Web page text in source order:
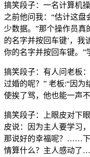
搞笑段子：一名计算机
之前他问我：“估计这盘
少数据。”那个操作员真
的名字并按回车键’，我
你的名字并按回车键。”
搞笑段子：有人问老板
过婚的呢？” 老板:“因
使挨了骂，他也能一声
搞笑段子：上眼皮对下
皮说：因为主人要学习
那说好的幸福呢？……下
情算什么？主人感动